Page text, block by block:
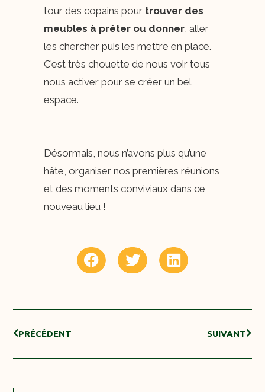
tour des copains pour trouver des
meubles à prêter ou donner, aller
les chercher puis les mettre en place.
C’est très chouette de nous voir tous
nous activer pour se créer un bel
espace.
Désormais, nous n’avons plus qu’une
hâte, organiser nos premières réunions
et des moments conviviaux dans ce
nouveau lieu !
PRÉCÉDENT SUIVANT